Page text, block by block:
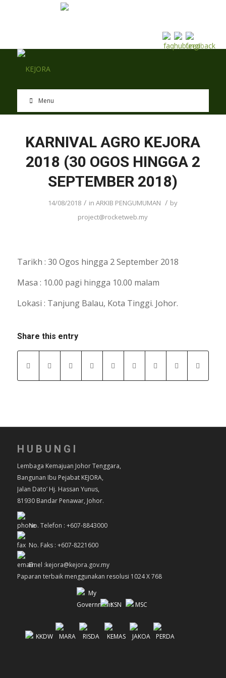
Menu
KARNIVAL AGRO KEJORA
2018 (30 OGOS HINGGA 2
SEPTEMBER 2018)
14/08/2018 / inARKIB PENGUMUMAN / by
project@rocketweb.my
Tarikh : 30 Ogos hingga 2 September 2018
Masa : 10.00 pagi hingga 10.00 malam
Lokasi : Tanjung Balau, Kota Tinggi. Johor.
Share this entry
HUBUNGI
Lembaga Kemajuan Johor Tenggara,
Bangunan Ibu Pejabat KEJORA,
Jalan Dato’ Hj. Hassan Yunus,
81930 Bandar Penawar, Johor.
No. Telefon : +607-8843000
No. Faks : +607-8221600
Emel :kejora@kejora.gov.my
Paparan terbaik menggunakan resolusi 1024 X 768